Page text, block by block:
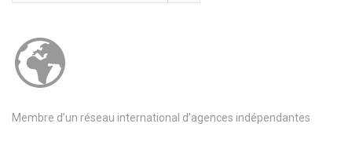
Membre d’un réseau international d’agences indépendantes